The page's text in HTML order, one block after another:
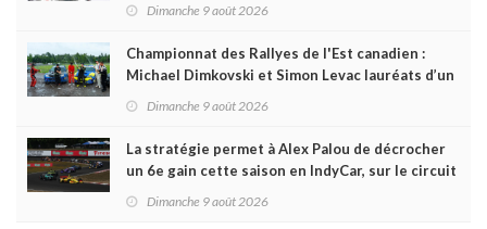
Dimanche 9 août 2026
Championnat des Rallyes de l'Est canadien :
Michael Dimkovski et Simon Levac lauréats d’un
Dimanche 9 août 2026
La stratégie permet à Alex Palou de décrocher
un 6e gain cette saison en IndyCar, sur le circuit
Dimanche 9 août 2026